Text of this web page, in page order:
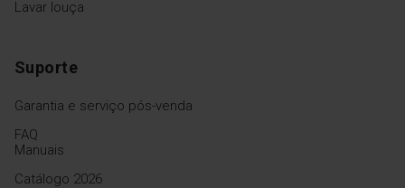
Lavar louça
Suporte
Garantia e serviço pós-venda
FAQ
Manuais
Catálogo 2026